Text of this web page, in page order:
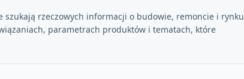
rzeczowych informacji o budowie, remoncie i rynku
parametrach produktów i tematach, które